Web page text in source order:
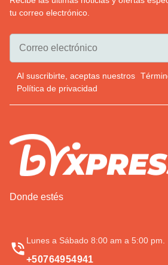
tu correo electrónico.
Al suscribirte, aceptas nuestros
Política de privacidad
Donde estés
Lunes a Sábado 8:00 am a 5:00 pm.
+50764954941